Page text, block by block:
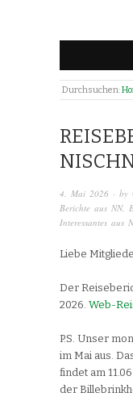
Durchsuchen:
4. Mai 2026 · by
Berichte aus NN,
Interessantes aus
Liebe
Der
2026. Web-
P.S. Unser
im Mai aus.
findet am
der